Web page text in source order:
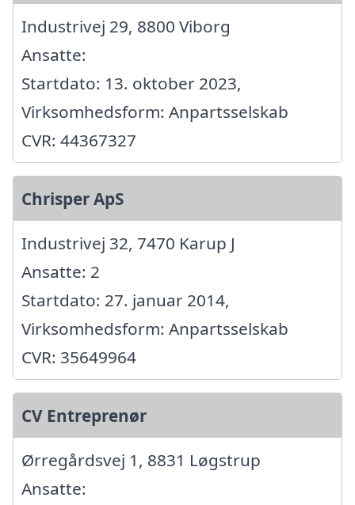
Industrivej 29, 8800 Viborg
Ansatte:
Startdato: 13. oktober 2023,
Virksomhedsform: Anpartsselskab
CVR: 44367327
Chrisper ApS
Industrivej 32, 7470 Karup J
Ansatte: 2
Startdato: 27. januar 2014,
Virksomhedsform: Anpartsselskab
CVR: 35649964
CV Entreprenør
Ørregårdsvej 1, 8831 Løgstrup
Ansatte: